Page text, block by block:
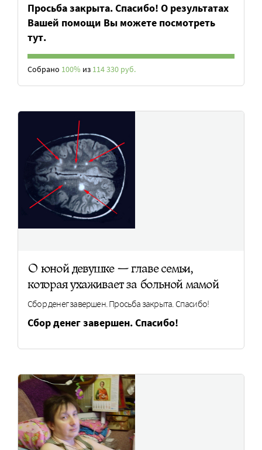
Просьба закрыта. Спасибо! О результатах
Вашей помощи Вы можете посмотреть
тут.
Собрано 100% из 114 330 руб.
О юной девушке — главе семьи,
которая ухаживает за больной мамой
Сбор денег завершен. Просьба закрыта. Спасибо!
Сбор денег завершен. Спасибо!